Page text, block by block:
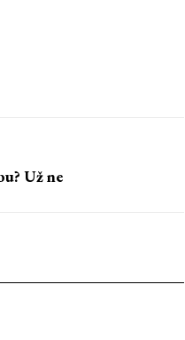
Už ne